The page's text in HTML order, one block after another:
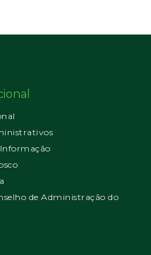
de Administração do